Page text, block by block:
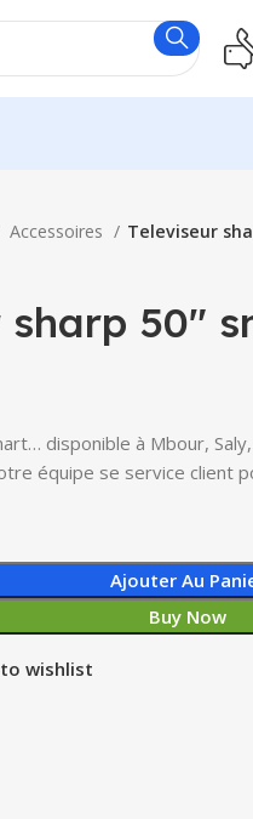
Accessoires Televiseur
sharp 50″
disponible à Mbour,
équipe se service client
Ajouter Au
Buy Now
wishlist